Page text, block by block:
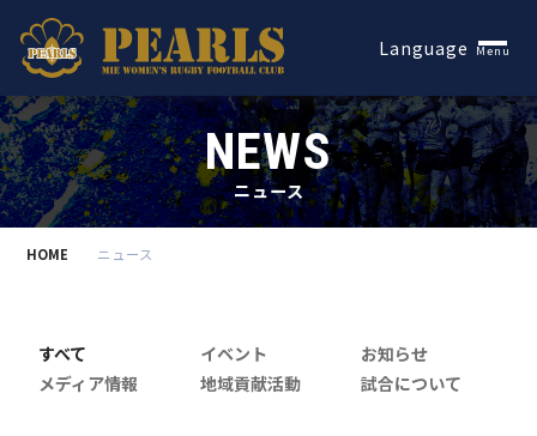
Language Menu
NEWS
ニュース
HOME ニュース
すべて イベント
お知らせ
メディア情報
地域貢献活動 試合について